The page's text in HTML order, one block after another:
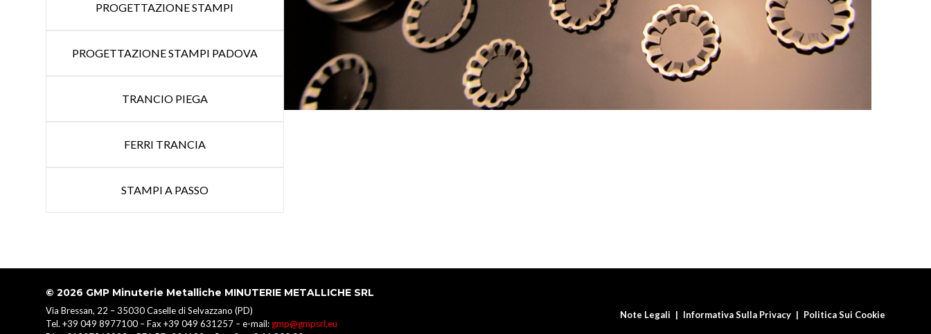
PROGETTAZIONE STAMPI
PROGETTAZIONE STAMPI PADOVA
TRANCIO PIEGA
FERRI TRANCIA
STAMPI A PASSO
© 2026 GMP Minuterie Metalliche MINUTERIE METALLICHE SRL
Via Bressan, 22 – 35030 Caselle di Selvazzano (PD)
Tel. +39 049 8977100 – Fax +39 049 631257 – e-mail: gmp@gmpsrl.eu
Note Legali Informativa Sulla Privacy Politica Sui Cookie